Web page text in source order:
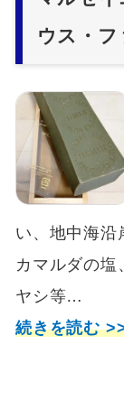
ウス・フ
い、地中海沿
カマルダの塩
ヤシ等…
続きを読む